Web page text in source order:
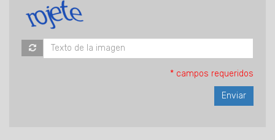
* campos requeridos